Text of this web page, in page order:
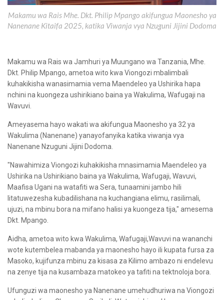
Makamu wa Rais Mhe. Dkt. Philip Mpango akifungua Maonesho ya
Nanenane Kitaifa 2025, katika Viwanja vya Nzuguni Jijini Dodoma
Makamu wa Rais wa Jamhuri ya Muungano wa Tanzania, Mhe.
Dkt. Philip Mpango, ametoa wito kwa Viongozi mbalimbali
kuhakikisha wanasimamia vema Maendeleo ya Ushirika hapa
nchini na kuongeza ushirikiano baina ya Wakulima, Wafugaji na
Wavuvi.
Ameyasema hayo wakati wa akifungua Maonesho ya 32 ya
Wakulima (Nanenane) yanayofanyika katika viwanja vya
Nanenane Nzuguni Jijini Dodoma.
"Nawahimiza Viongozi kuhakikisha mnasimamia Maendeleo ya
Ushirika na Ushirikiano baina ya Wakulima, Wafugaji, Wavuvi,
Maafisa Ugani na watafiti wa Sera, tunaamini jambo hili
litatuwezesha kubadilishana na kuchangiana elimu, rasilimali,
ujuzi, na mbinu bora na mifano halisi ya kuongeza tija," amesema
Dkt. Mpango.
Aidha, ametoa wito kwa Wakulima, Wafugaji,Wavuvi na wananchi
wote kutembelea mabanda ya maonesho hayo ili kupata fursa za
Masoko, kujifunza mbinu za kisasa za Kilimo ambazo ni endelevu
na zenye tija na kusambaza matokeo ya tafiti na tektnoloja bora.
Ufunguzi wa maonesho ya Nanenane umehudhuriwa na Viongozi